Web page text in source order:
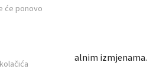
o eventualnim izmjenama.
će ponovo